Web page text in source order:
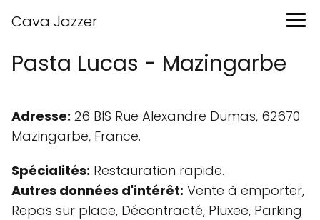
Cava Jazzer
Pasta Lucas - Mazingarbe
Adresse: 26 BIS Rue Alexandre Dumas, 62670
Mazingarbe, France.
Spécialités: Restauration rapide.
Autres données d'intérêt: Vente à emporter,
Repas sur place, Décontracté, Pluxee, Parking